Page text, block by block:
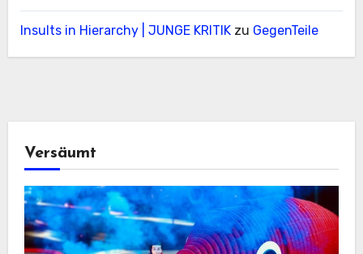
Insults in Hierarchy | JUNGE KRITIKzu GegenTeile
Versäumt